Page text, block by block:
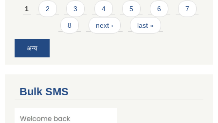
Pages
1 2 3 4 5 6 7
8 next › last »
अन्य
Bulk SMS